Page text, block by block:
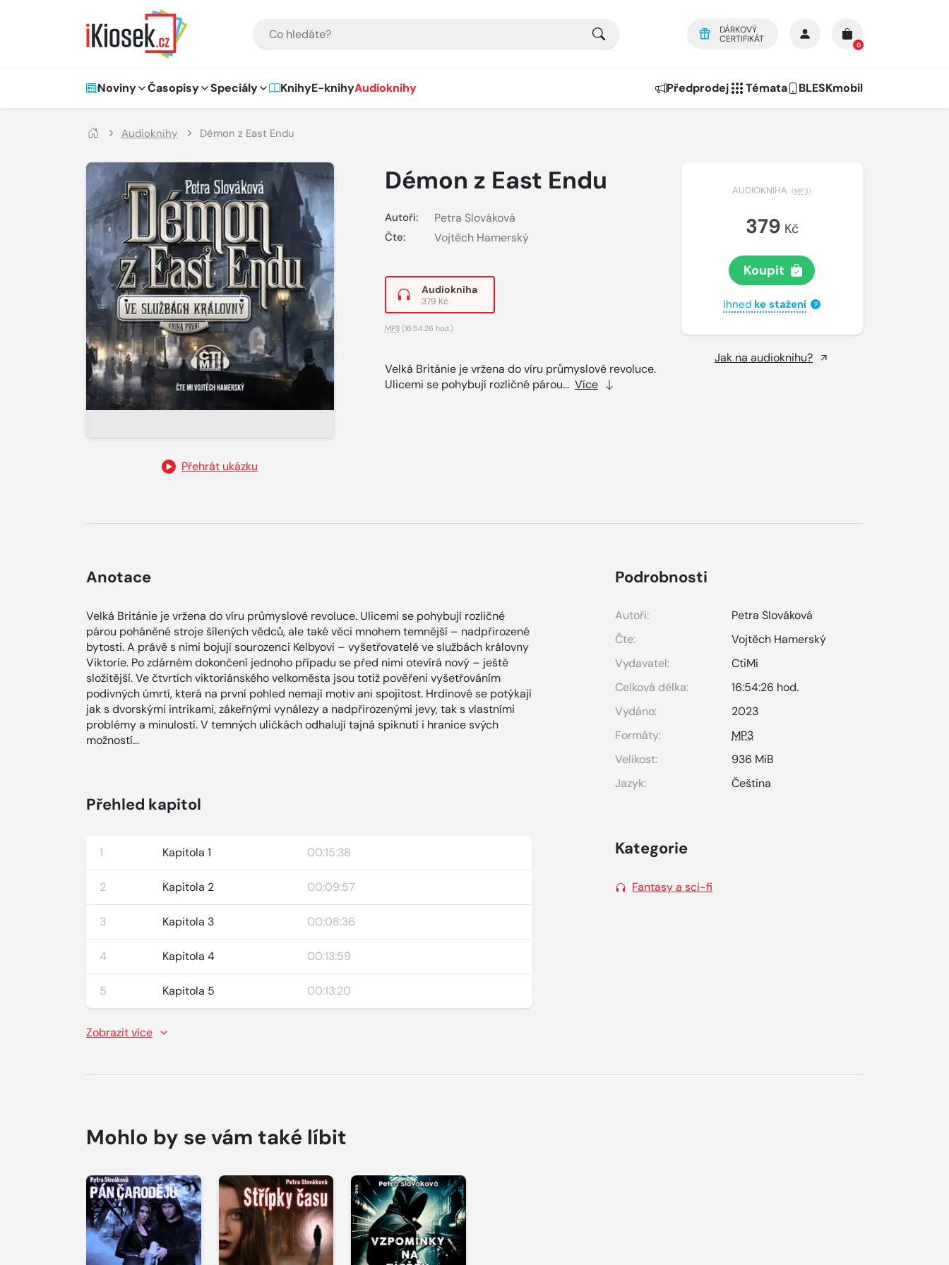
DÁRKOVÝ
CERTIFIKÁT
0
Hlavní navigace
Noviny Časopisy Speciály KnihyE-knihyAudioknihy Předprodej Témata BLESKmobil
Audioknihy Démon z East Endu
Přehrát ukázku
Démon z East Endu
Autoři: Petra Slováková
Čte: Vojtěch Hamerský
Audiokniha
379 Kč
MP3(16:54:26 hod.)
Velká Británie je vržena do víru průmyslové revoluce.
Ulicemi se pohybují rozličné párou... Více
AUDIOKNIHA (MP3)
379 Kč
Koupit
Ihned ke stažení ?
Jak na audioknihu?
Anotace
Velká Británie je vržena do víru průmyslové revoluce. Ulicemi se pohybují rozličné
párou poháněné stroje šílených vědců, ale také věci mnohem temnější – nadpřirozené
bytosti. A právě s nimi bojují sourozenci Kelbyovi – vyšetřovatelé ve službách královny
Viktorie. Po zdárném dokončení jednoho případu se před nimi otevírá nový – ještě
složitější. Ve čtvrtích viktoriánského velkoměsta jsou totiž pověřeni vyšetřováním
podivných úmrtí, která na první pohled nemají motiv ani spojitost. Hrdinové se potýkají
jak s dvorskými intrikami, zákeřnými vynálezy a nadpřirozenými jevy, tak s vlastními
problémy a minulostí. V temných uličkách odhalují tajná spiknutí i hranice svých
možností...
Přehled kapitol
1 Kapitola 1 00:15:38
2 Kapitola 2 00:09:57
3 Kapitola 3 00:08:36
4 Kapitola 4 00:13:59
5 Kapitola 5 00:13:20
Zobrazit více
Podrobnosti
Autoři:
Petra Slováková
Čte:
Vojtěch Hamerský
Vydavatel:
CtiMi
Celková délka:
16:54:26 hod.
Vydáno:
2023
Formáty:
MP3
Velikost:
936 MiB
Jazyk:
Čeština
Kategorie
Fantasy a sci-fi
Mohlo by se vám také líbit
Přehrát
ukázku
Přehrát
ukázku